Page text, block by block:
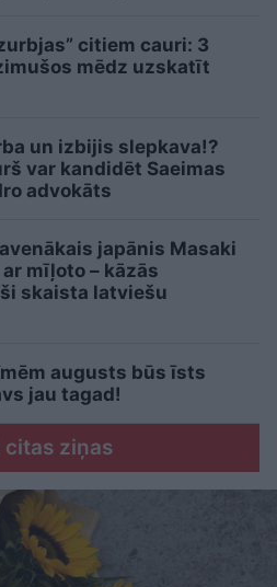
citiem cauri: 3
mēdz uzskatīt
un izbijis slepkava!?
var kandidēt Saeimas
advokāts
japānis Masaki
mīļoto – kāzās
skaista latviešu
augusts būs īsts
jau tagad!
citas ziņas